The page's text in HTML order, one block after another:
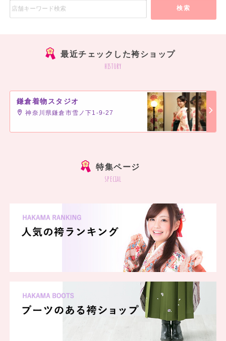
検索
最近チェックした袴ショップ
history
鎌倉着物スタジオ
神奈川県鎌倉市雪ノ下1-9-27
特集ページ
special